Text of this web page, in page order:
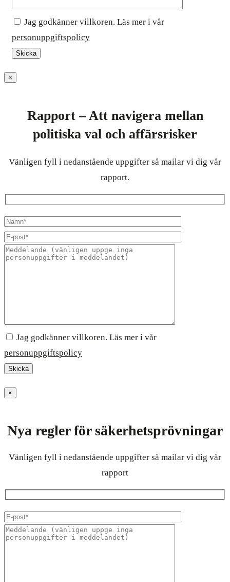
Jag godkänner villkoren. Läs mer i vår
personuppgiftspolicy
×
Rapport – Att navigera mellan
politiska val och affärsrisker
Vänligen fyll i nedanstående uppgifter så mailar vi dig vår
rapport.
Jag godkänner villkoren. Läs mer i vår
personuppgiftspolicy
×
Nya regler för säkerhetsprövningar
Vänligen fyll i nedanstående uppgifter så mailar vi dig vår
rapport